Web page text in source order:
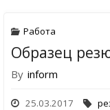
Работа
Образец
By inform
25.03.2017